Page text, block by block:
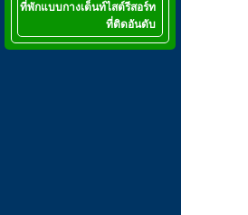
ที่พักแบบกางเต็นท์ไสต์รีสอร์ท
ที่ติดอันดับ